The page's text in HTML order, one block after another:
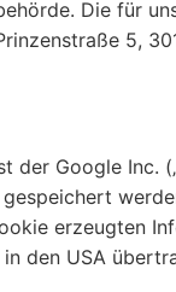
Die für
5,
der Google Inc.
erzeugten
den USA